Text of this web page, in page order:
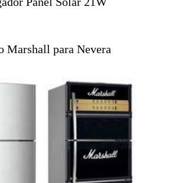
Marshall para Nevera